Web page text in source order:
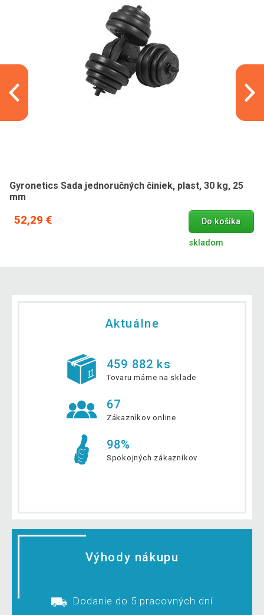
Gyronetics Sada jednoručných činiek, plast, 30 kg, 25
mm
52,29 € Do košíka
skladom
Aktuálne
459 882 ks
Tovaru máme na sklade
67
Zákazníkov online
98%
Spokojných zákazníkov
Výhody nákupu
Dodanie do 5 pracovných dní